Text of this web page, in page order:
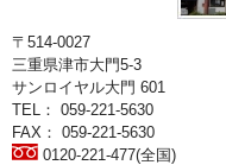
〒514-0027
三重県津市大門5-3
サンロイヤル大門 601
TEL： 059-221-5630
FAX： 059-221-5630
0120-221-477(全国)